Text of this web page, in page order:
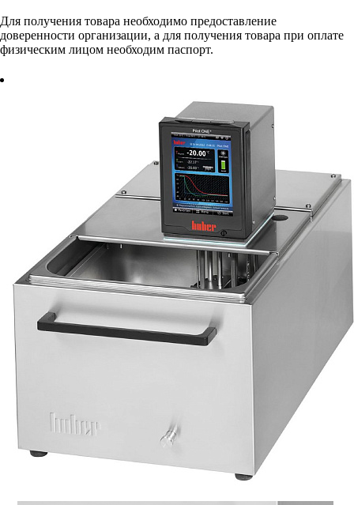
Для получения товара необходимо предоставление
доверенности организации, а для получения товара при оплате
физическим лицом необходим паспорт.